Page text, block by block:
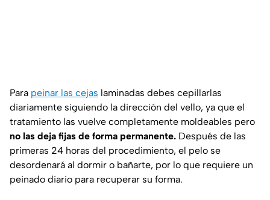
Para peinar las cejas laminadas debes cepillarlas
diariamente siguiendo la dirección del vello, ya que el
tratamiento las vuelve completamente moldeables pero
no las deja fijas de forma permanente. Después de las
primeras 24 horas del procedimiento, el pelo se
desordenará al dormir o bañarte, por lo que requiere un
peinado diario para recuperar su forma.